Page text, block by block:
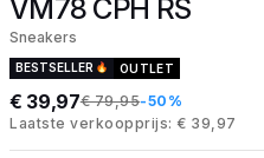
VM78 CPH RS
Sneakers
BESTSELLER OUTLET
€ 39,97€ 79,95-50%
Laatste verkoopprijs: € 39,97